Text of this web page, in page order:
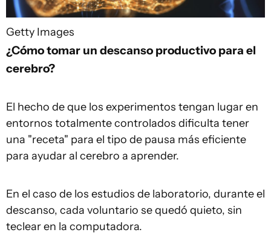
Getty Images
¿Cómo tomar un descanso productivo para el
cerebro?
El hecho de que los experimentos tengan lugar en
entornos totalmente controlados dificulta tener
una "receta" para el tipo de pausa más eficiente
para ayudar al cerebro a aprender.
En el caso de los estudios de laboratorio, durante el
descanso, cada voluntario se quedó quieto, sin
teclear en la computadora.